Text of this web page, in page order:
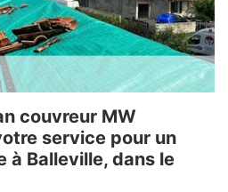
couvreur MW
service pour un
à Balleville, dans le